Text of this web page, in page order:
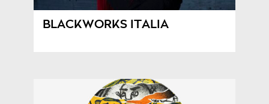
BLACKWORKS ITALIA